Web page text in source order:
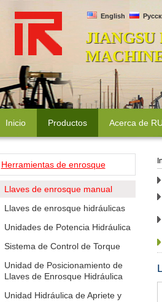
English
JIANGSU
Inicio Productos Acerca de
Herramientas de enrosque
Llaves de enrosque manual
Llaves de enrosque hidráulicas
Unidades de Potencia Hidráulica
Sistema de Control de Torque
Unidad de Posicionamiento de
Llaves de Enrosque Hidráulica
Unidad Hidráulica de Apriete y